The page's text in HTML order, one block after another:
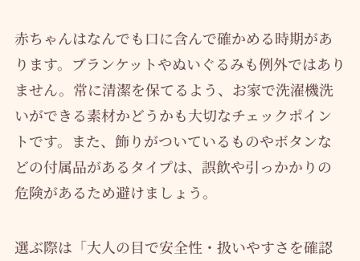
赤ちゃんはなんでも口に含んで確かめる時期があ
ります。ブランケットやぬいぐるみも例外ではあり
ません。常に清潔を保てるよう、お家で洗濯機洗
いができる素材かどうかも大切なチェックポイン
トです。また、飾りがついているものやボタンな
どの付属品があるタイプは、誤飲や引っかかりの
危険があるため避けましょう。
選ぶ際は「大人の目で安全性・扱いやすさを確認